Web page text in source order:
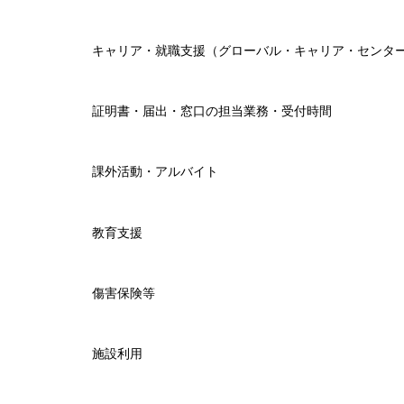
キャリア・就職支援（グローバル・キャリア・センタ
証明書・届出・窓口の担当業務・受付時間
課外活動・アルバイト
教育支援
傷害保険等
施設利用